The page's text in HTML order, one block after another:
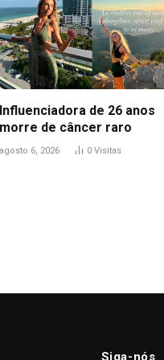
Influenciadora de 26 anos
morre de câncer raro
agosto 6, 2026 0 Visitas
Siga-nós